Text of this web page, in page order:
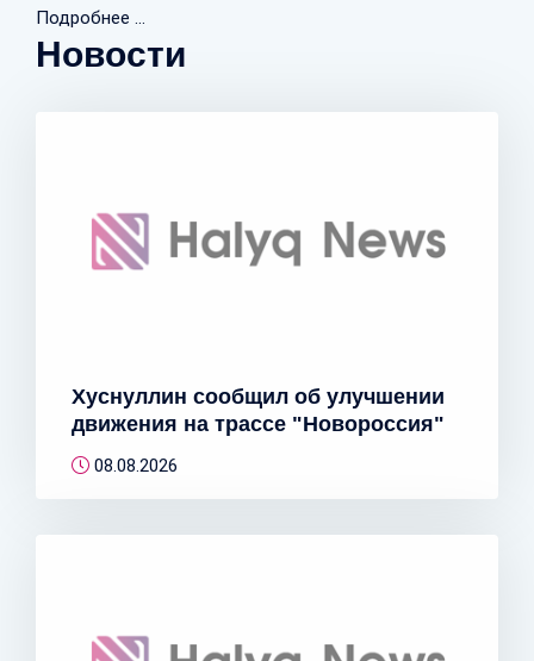
Подробнее ...
Новости
Хуснуллин сообщил об улучшении
движения на трассе "Новороссия"
08.08.2026